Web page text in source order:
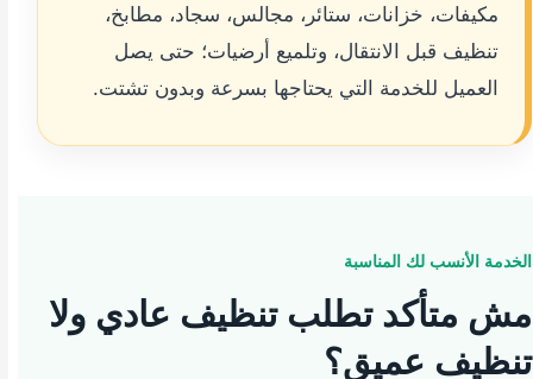
مكيفات، خزانات، ستائر، مجالس، سجاد، مطابخ،
تنظيف قبل الانتقال، وتلميع أرضيات؛ حتى يصل
العميل للخدمة التي يحتاجها بسرعة وبدون تشتت.
الخدمة الأنسب لك المناسبة
مش متأكد تطلب تنظيف عادي ولا
تنظيف عميق؟